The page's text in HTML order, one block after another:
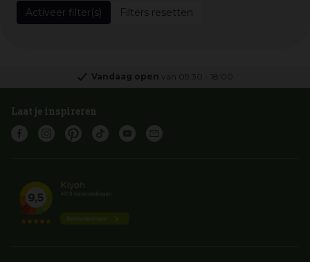
Filters resetten
Vandaag open van 09:30 18:00
Laat je inspireren